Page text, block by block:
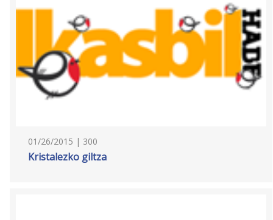
01/26/2015 | 300
Kristalezko giltza